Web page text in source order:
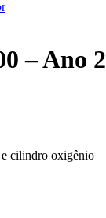
– Ano
e cilindro oxigênio